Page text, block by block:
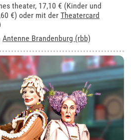
theater, 17,10 € (Kinder und
€) oder mit derTheatercard
Antenne Brandenburg (rbb)